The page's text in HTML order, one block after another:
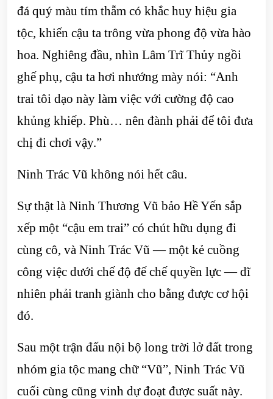
đá quý màu tím thẫm có khắc huy hiệu gia
tộc, khiến cậu ta trông vừa phong độ vừa hào
hoa. Nghiêng đầu, nhìn Lâm Trĩ Thủy ngồi
ghế phụ, cậu ta hơi nhướng mày nói: “Anh
trai tôi dạo này làm việc với cường độ cao
khủng khiếp. Phù… nên đành phải để tôi đưa
chị đi chơi vậy.”
Ninh Trác Vũ không nói hết câu.
Sự thật là Ninh Thương Vũ bảo Hề Yến sắp
xếp một “cậu em trai” có chút hữu dụng đi
cùng cô, và Ninh Trác Vũ — một kẻ cuồng
công việc dưới chế độ đế chế quyền lực — dĩ
nhiên phải tranh giành cho bằng được cơ hội
đó.
Sau một trận đấu nội bộ long trời lở đất trong
nhóm gia tộc mang chữ “Vũ”, Ninh Trác Vũ
cuối cùng cũng vinh dự đoạt được suất này.